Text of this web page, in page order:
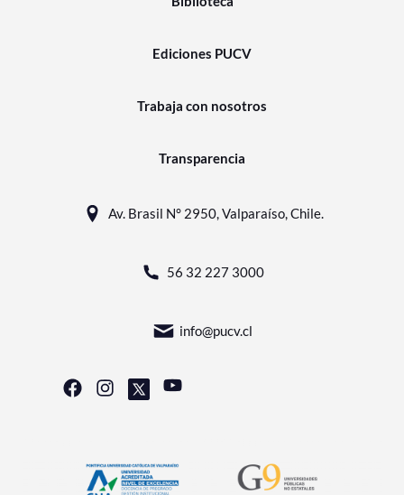
Ediciones PUCV
Trabaja con nosotros
Transparencia
Av. Brasil N° 2950, Valparaíso, Chile.
56 32 227 3000
info@pucv.cl